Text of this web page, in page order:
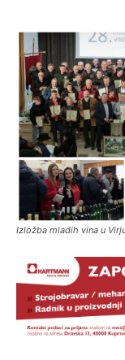
Izložba mladih vina u